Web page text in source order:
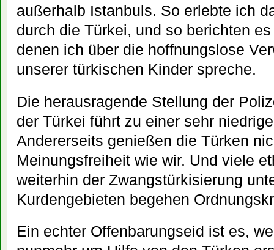
außerhalb Istanbuls. So erlebte ich
durch die Türkei, und so berichten
denen ich über die hoffnungslose
unserer türkischen Kinder spreche.
Die herausragende Stellung der
der Türkei führt zu einer sehr
Andererseits genießen die Türken
Meinungsfreiheit wie wir. Und viele
weiterhin der Zwangstürkisierung
Kurdengebieten begehen
Ein echter Offenbarungseid ist es,